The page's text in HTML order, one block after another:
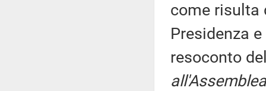
come risulta
Presidenza
resoconto